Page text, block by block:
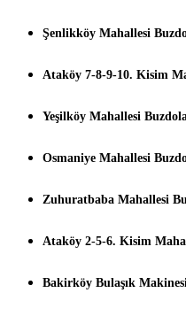
Şenlikköy Mahallesi
Ataköy 7-8-9-10. Kisim
Yeşilköy Mahallesi
Osmaniye Mahallesi
Zuhuratbaba Mahallesi
Ataköy 2-5-6. Kisim
Bakirköy Bulaşık